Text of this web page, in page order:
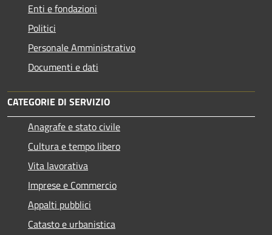
Enti e fondazioni
Politici
Personale Amministrativo
Documenti e dati
CATEGORIE DI SERVIZIO
Anagrafe e stato civile
Cultura e tempo libero
Vita lavorativa
Imprese e Commercio
Appalti pubblici
Catasto e urbanistica